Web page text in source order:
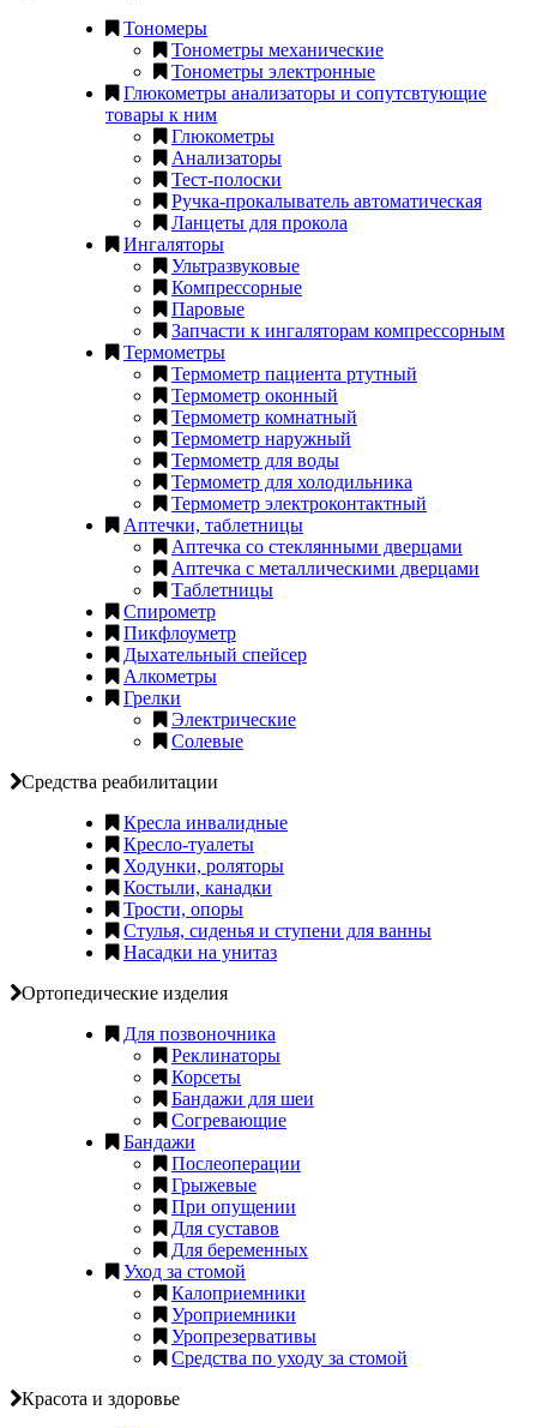
Тономеры
Тонометры механические
Тонометры электронные
Глюкометры анализаторы и сопутсвтующие
товары к ним
Глюкометры
Анализаторы
Тест-полоски
Ручка-прокалыватель автоматическая
Ланцеты для прокола
Ингаляторы
Ультразвуковые
Компрессорные
Паровые
Запчасти к ингаляторам компрессорным
Термометры
Термометр пациента ртутный
Термометр оконный
Термометр комнатный
Термометр наружный
Термометр для воды
Термометр для холодильника
Термометр электроконтактный
Аптечки, таблетницы
Аптечка со стеклянными дверцами
Аптечка с металлическими дверцами
Таблетницы
Спирометр
Пикфлоуметр
Дыхательный спейсер
Алкометры
Грелки
Электрические
Солевые
Средства реабилитации
Кресла инвалидные
Кресло-туалеты
Ходунки, роляторы
Костыли, канадки
Трости, опоры
Стулья, сиденья и ступени для ванны
Насадки на унитаз
Ортопедические изделия
Для позвоночника
Реклинаторы
Корсеты
Бандажи для шеи
Согревающие
Бандажи
Послеоперации
Грыжевые
При опущении
Для суставов
Для беременных
Уход за стомой
Калоприемники
Уроприемники
Уропрезервативы
Средства по уходу за стомой
Красота и здоровье